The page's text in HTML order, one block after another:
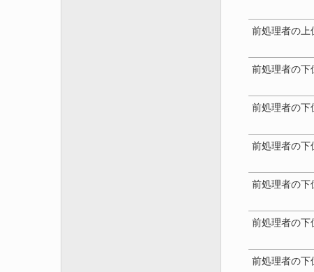
前処理者の上
前処理者の下
前処理者の下
前処理者の下
前処理者の下
前処理者の下
前処理者の下